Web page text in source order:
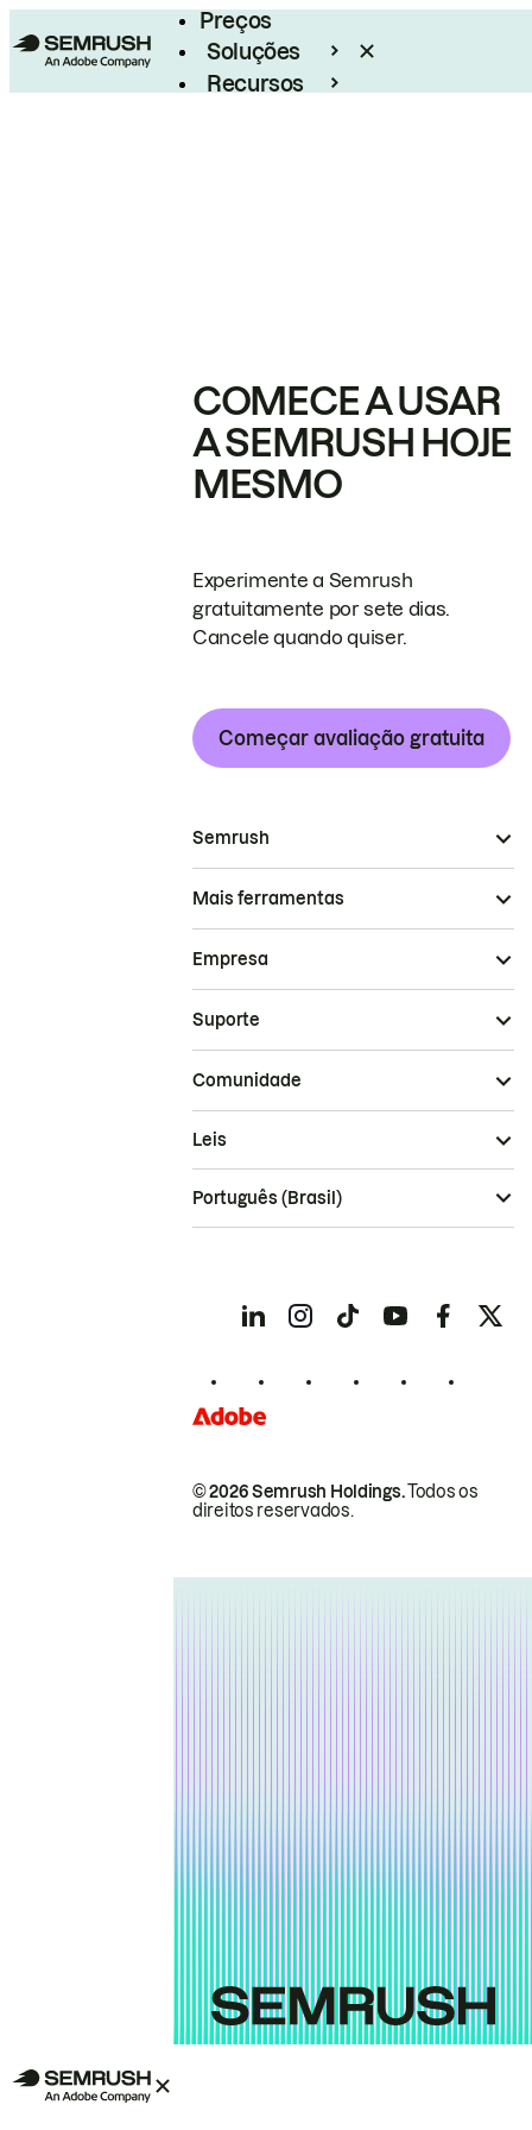
Preços
Soluções
Recursos
COMECE A USAR
A SEMRUSH HOJE
MESMO
Experimente a Semrush
gratuitamente por sete dias.
Cancele quando quiser.
Começar avaliação gratuita
Semrush
Mais ferramentas
Empresa
Suporte
Comunidade
© 2026 Semrush Holdings.Todos os
direitos reservados.
Leis
Português (Brasil)